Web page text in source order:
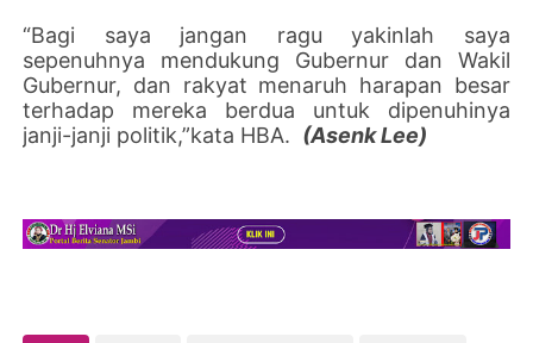
“Bagi saya jangan ragu yakinlah saya
sepenuhnya mendukung Gubernur dan Wakil
Gubernur, dan rakyat menaruh harapan besar
terhadap mereka berdua untuk dipenuhinya
janji-janji politik,”kata HBA. (Asenk Lee)